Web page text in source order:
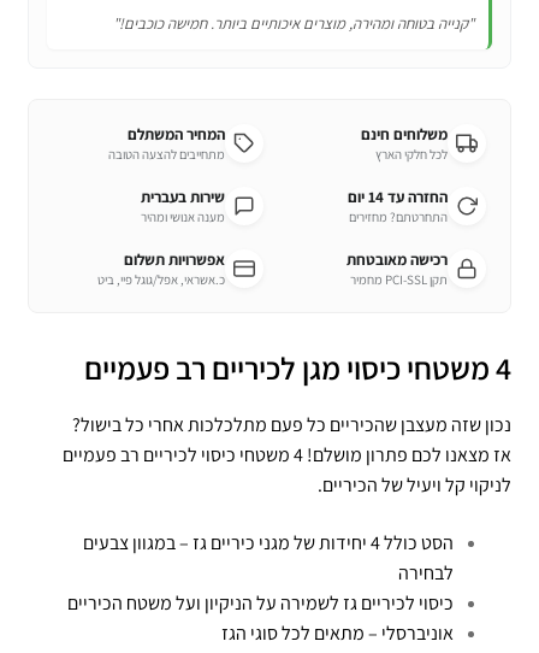
"קנייה בטוחה ומהירה, מוצרים איכותיים ביותר. חמישה כוכבים!"
משלוחים חינם
לכל חלקי הארץ
המחיר המשתלם
מתחייבים להצעה הטובה
החזרה עד 14 יום
התחרטתם? מחזירים
שירות בעברית
מענה אנושי ומהיר
רכישה מאובטחת
תקן PCI-SSL מחמיר
אפשרויות תשלום
כ.אשראי, אפל/גוגל פיי, ביט
4 משטחי כיסוי מגן לכיריים רב פעמיים
נכון שזה מעצבן שהכיריים כל פעם מתלכלכות אחרי כל בישול?
אז מצאנו לכם פתרון מושלם! 4 משטחי כיסוי לכיריים רב פעמיים
לניקוי קל ויעיל של הכיריים.
הסט כולל 4 יחידות של מגני כיריים גז – במגוון צבעים
לבחירה
כיסוי לכיריים גז לשמירה על הניקיון ועל משטח הכיריים
אוניברסלי – מתאים לכל סוגי הגז